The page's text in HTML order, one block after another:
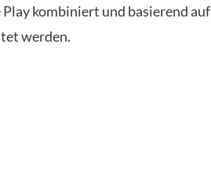
kombiniert und basierend
werden.